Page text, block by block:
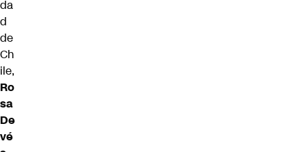
da
d
de
Ch
ile,
Ro
sa
De
vé